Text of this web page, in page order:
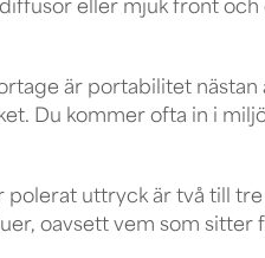
eller mjuk front
är portabilitet nästan
Du kommer ofta in i
polerat uttryck är två till
oavsett vem som